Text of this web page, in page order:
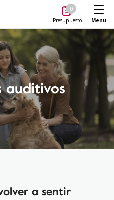
0
Presupuesto Menu
auditivos
a sentir